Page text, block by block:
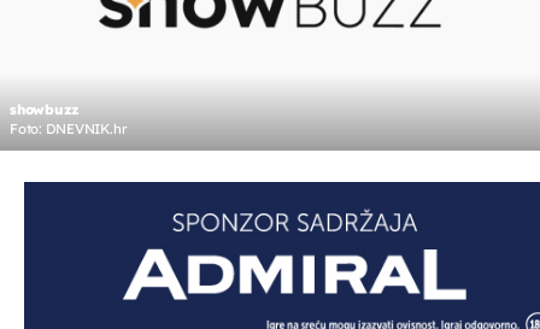
showbuzz
Foto: DNEVNIK.hr